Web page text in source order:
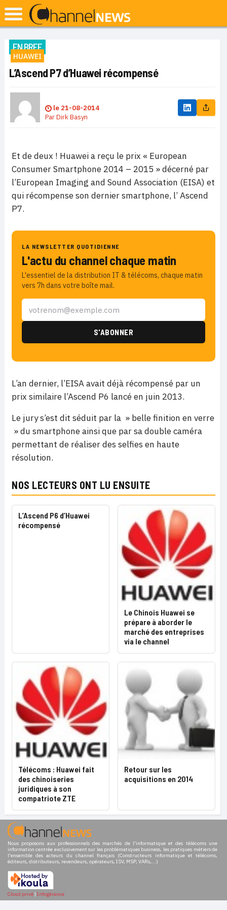
EN BREF
HUAWEI
L’Ascend P7 d’Huawei récompensé
le 21-08-2014
ParDirk Basyn
Et de deux ! Huawei a reçu le prix « European
Consumer Smartphone 2014 – 2015 » décerné par
l’European Imaging and Sound Association (EISA) et
qui récompense son dernier smartphone, l’ Ascend
P7.
LA NEWSLETTER QUOTIDIENNE
L'actu du channel chaque matin
L'essentiel de la distribution IT & télécoms, chaque matin
vers 7h dans votre boîte mail.
L’an dernier, l’EISA avait déjà récompensé par un
prix similaire l’Ascend P6 lancé en juin 2013.
Le jury s’est dit séduit par la » belle finition en verre
» du smartphone ainsi que par sa double caméra
permettant de réaliser des selfies en haute
résolution.
NOS LECTEURS ONT LU ENSUITE
L’Ascend P6 d’Huawei
récompensé
Le Chinois Huawei se
prépare à aborder le
marché des entreprises
via le channel
Télécoms : Huawei fait
des chinoiseries
juridiques à son
compatriote ZTE
Retour sur les
acquisitions en 2014
Nous proposons aux professionnels des marchés de l'informatique et des télécoms une
information centrée exclusivement sur les problématiques business, les pratiques métiers de
l'ensemble des acteurs du channel français (Constructeurs informatique et télécoms,
éditeurs, distributeurs, revendeurs, opérateurs, ISV, MSP, VARs,...)
Cloud privé | Infogérance